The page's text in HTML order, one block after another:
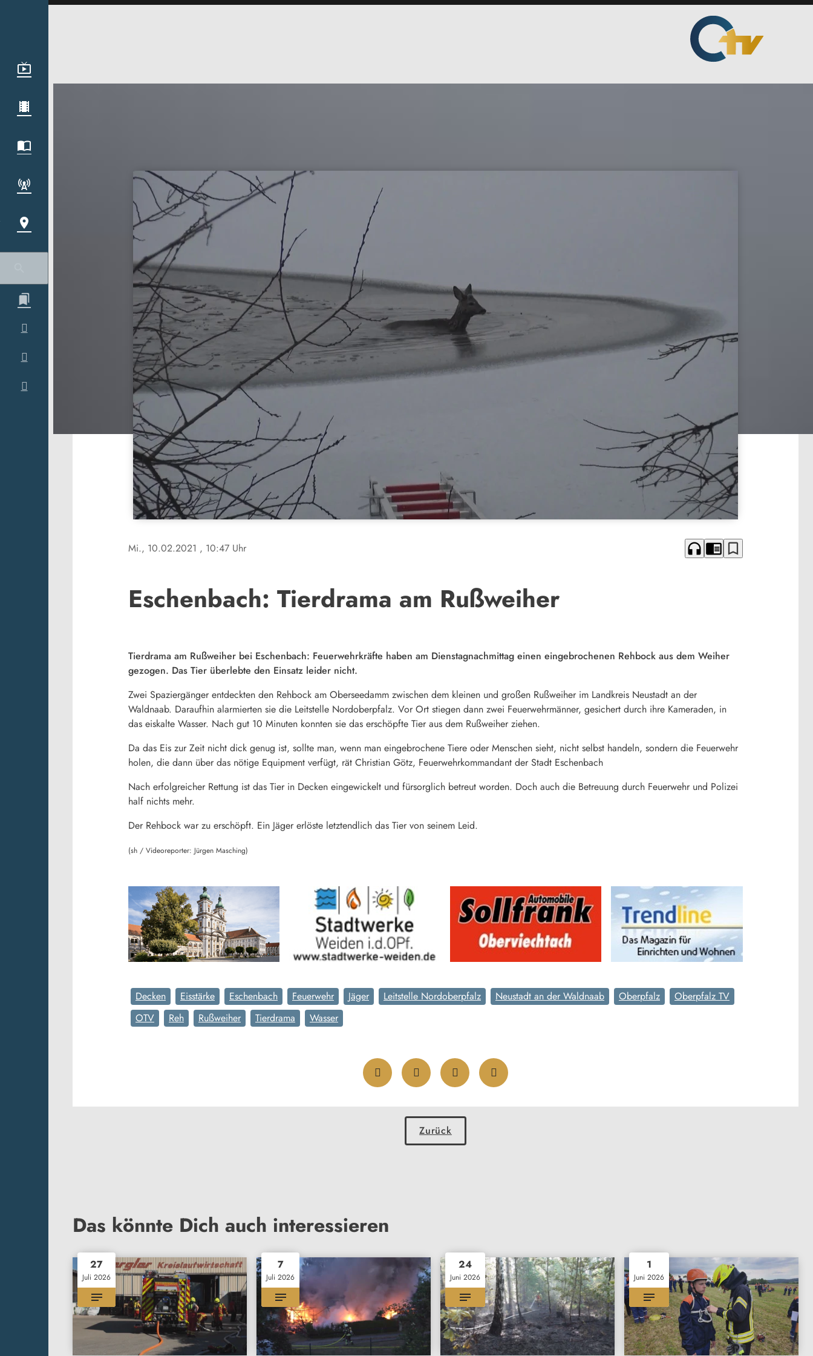
Mi., 10.02.2021 , 10:47 Uhr headphones chrome_reader_mode bookmark_border
Eschenbach: Tierdrama am Rußweiher
Tierdrama am Rußweiher bei Eschenbach: Feuerwehrkräfte haben am Dienstagnachmittag einen eingebrochenen Rehbock aus dem Weiher
gezogen. Das Tier überlebte den Einsatz leider nicht.
Zwei Spaziergänger entdeckten den Rehbock am Oberseedamm zwischen dem kleinen und großen Rußweiher im Landkreis Neustadt an der
Waldnaab. Daraufhin alarmierten sie die Leitstelle Nordoberpfalz. Vor Ort stiegen dann zwei Feuerwehrmänner, gesichert durch ihre Kameraden, in
das eiskalte Wasser. Nach gut 10 Minuten konnten sie das erschöpfte Tier aus dem Rußweiher ziehen.
Da das Eis zur Zeit nicht dick genug ist, sollte man, wenn man eingebrochene Tiere oder Menschen sieht, nicht selbst handeln, sondern die Feuerwehr
holen, die dann über das nötige Equipment verfügt, rät Christian Götz, Feuerwehrkommandant der Stadt Eschenbach
Nach erfolgreicher Rettung ist das Tier in Decken eingewickelt und fürsorglich betreut worden. Doch auch die Betreuung durch Feuerwehr und Polizei
half nichts mehr.
Der Rehbock war zu erschöpft. Ein Jäger erlöste letztendlich das Tier von seinem Leid.
(sh / Videoreporter: Jürgen Masching)
Decken Eisstärke Eschenbach Feuerwehr Jäger Leitstelle Nordoberpfalz Neustadt an der Waldnaab Oberpfalz
Oberpfalz TV
OTV
Reh Rußweiher Tierdrama Wasser
Zurück
Das könnte Dich auch interessieren
27
Juli 2026
7
Juli 2026
24
Juni 2026
1
Juni 2026